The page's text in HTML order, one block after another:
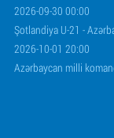
2026-09-30 00:00
Şotlandiya U-21 -
2026-10-01 20:00
Azərbaycan milli